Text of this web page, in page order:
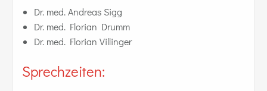
Dr. med. Andreas Sigg
Dr. med. Florian Drumm
Dr. med. Florian Villinger
Sprechzeiten: